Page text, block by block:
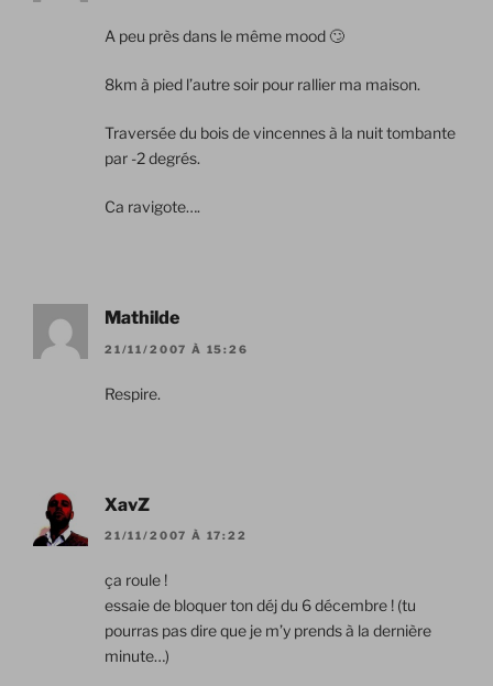
A peu près dans le même mood 🙄
8km à pied l’autre soir pour rallier ma maison.
Traversée du bois de vincennes à la nuit tombante
par -2 degrés.
Ca ravigote….
Mathilde
21/11/2007 À 15:26
Respire.
XavZ
21/11/2007 À 17:22
ça roule !
essaie de bloquer ton déj du 6 décembre ! (tu
pourras pas dire que je m’y prends à la dernière
minute…)